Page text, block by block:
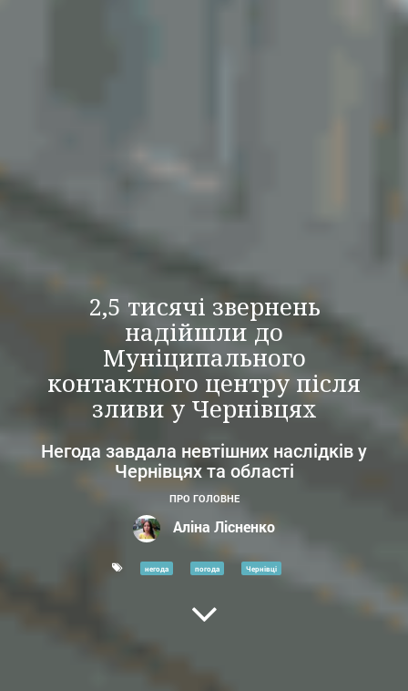
2,5 тисячі звернень
надійшли до
Муніципального
контактного центру після
зливи у Чернівцях
Негода завдала невтішних наслідків у
Чернівцях та області
ПРО ГОЛОВНЕ
Аліна Лісненко
негода погода Чернівці